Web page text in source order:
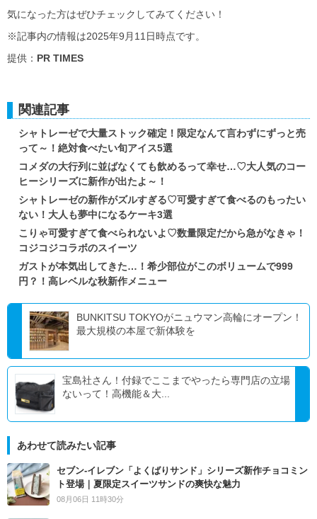
気になった方はぜひチェックしてみてください！
※記事内の情報は2025年9月11日時点です。
提供： PR TIMES
関連記事
シャトレーゼで大量ストック確定！限定なんて言わずにずっと売
って～！絶対食べたい旬アイス5選
コメダの大行列に並ばなくても飲めるって幸せ…♡大人気のコー
ヒーシリーズに新作が出たよ～！
シャトレーゼの新作がズルすぎる♡可愛すぎて食べるのもったい
ない！大人も夢中になるケーキ3選
こりゃ可愛すぎて食べられないよ♡数量限定だから急がなきゃ！
コジコジコラボのスイーツ
ガストが本気出してきた…！希少部位がこのボリュームで999
円？！高レベルな秋新作メニュー
BUNKITSU TOKYOがニュウマン高輪にオープン！
最大規模の本屋で新体験を
宝島社さん！付録でここまでやったら専門店の立場
ないって！高機能＆大...
あわせて読みたい記事
セブン‐イレブン「よくばりサンド」シリーズ新作チョコミン
ト登場｜夏限定スイーツサンドの爽快な魅力
08月06日 11時30分